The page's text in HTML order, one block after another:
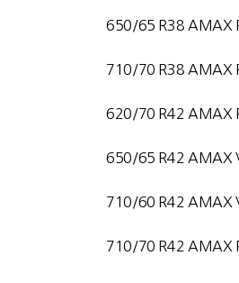
650/65 R38 AMAX
710/70 R38 AMAX
620/70 R42 AMAX
650/65 R42 AMAX
710/60 R42 AMAX
710/70 R42 AMAX